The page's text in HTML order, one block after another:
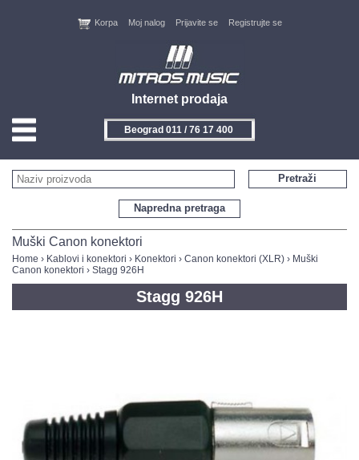
Internet prodaja
Korpa Moj nalog Prijavite se Registrujte se
Beograd 011 / 76 17 400
HOME
KONTAKT
NOVITETI
Napredna pretraga
Pretraži
Muški Canon konektori
Home › Kablovi i konektori › Konektori › Canon konektori (XLR) › Muški
Canon konektori › Stagg 926H
Stagg 926H